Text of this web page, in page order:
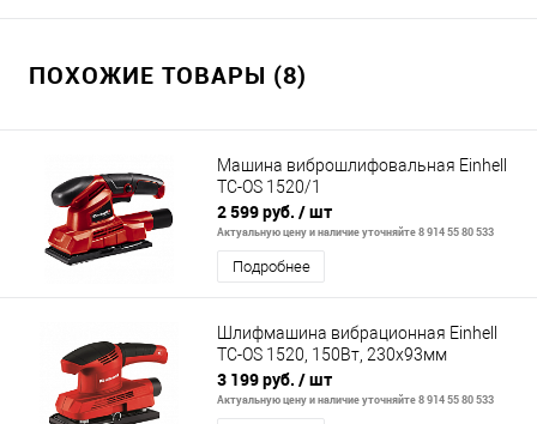
ПОХОЖИЕ ТОВАРЫ (8)
Машина виброшлифовальная Einhell
TC-OS 1520/1
2 599 руб. / шт
Актуальную цену и наличие уточняйте 8 914 55 80 533
Подробнее
Шлифмашина вибрационная Einhell
TC-OS 1520, 150Вт, 230х93мм
3 199 руб. / шт
Актуальную цену и наличие уточняйте 8 914 55 80 533